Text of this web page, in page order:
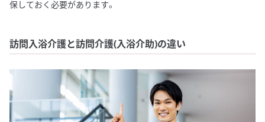
保しておく必要があります。
訪問入浴介護と訪問介護(入浴介助)の違い